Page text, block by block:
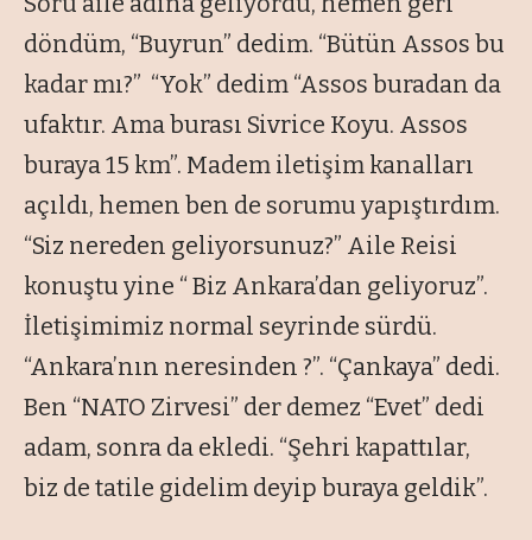
döndüm, “Buyrun” dedim. “Bütün Assos bu
kadar mı?” “Yok” dedim “Assos buradan da
ufaktır. Ama burası Sivrice Koyu. Assos
buraya 15 km”. Madem iletişim kanalları
açıldı, hemen ben de sorumu yapıştırdım.
“Siz nereden geliyorsunuz?” Aile Reisi
konuştu yine “ Biz Ankara’dan geliyoruz”.
İletişimimiz normal seyrinde sürdü.
“Ankara’nın neresinden ?”. “Çankaya” dedi.
Ben “NATO Zirvesi” der demez “Evet” dedi
adam, sonra da ekledi. “Şehri kapattılar,
biz de tatile gidelim deyip buraya geldik”.